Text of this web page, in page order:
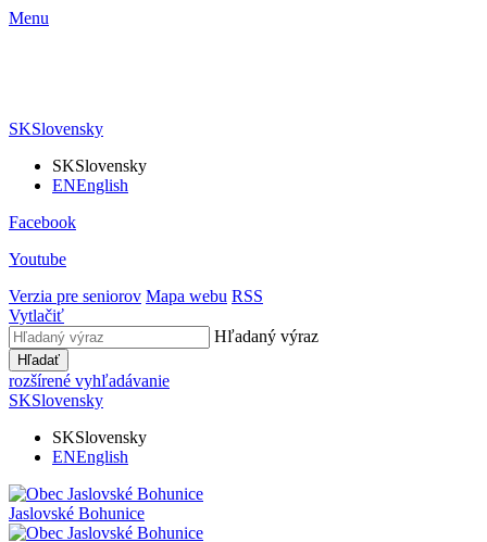
Menu
SKSlovensky
SKSlovensky
ENEnglish
Facebook
Youtube
Verzia pre seniorov Mapa webu RSS
Vytlačiť
Hľadaný výraz
Hľadať
rozšírené vyhľadávanie
SKSlovensky
SKSlovensky
ENEnglish
Jaslovské Bohunice